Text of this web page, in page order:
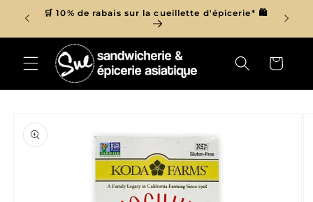
passer
contenu
150$ 🛒 10% de rabais sur la cueillette d'épicerie* 🛍
Panier
informations
produits